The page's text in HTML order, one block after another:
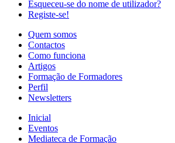
Esqueceu-se do nome de utilizador?
Registe-se!
Quem somos
Contactos
Como funciona
Artigos
Formação de Formadores
Perfil
Newsletters
Inicial
Eventos
Mediateca de Formação